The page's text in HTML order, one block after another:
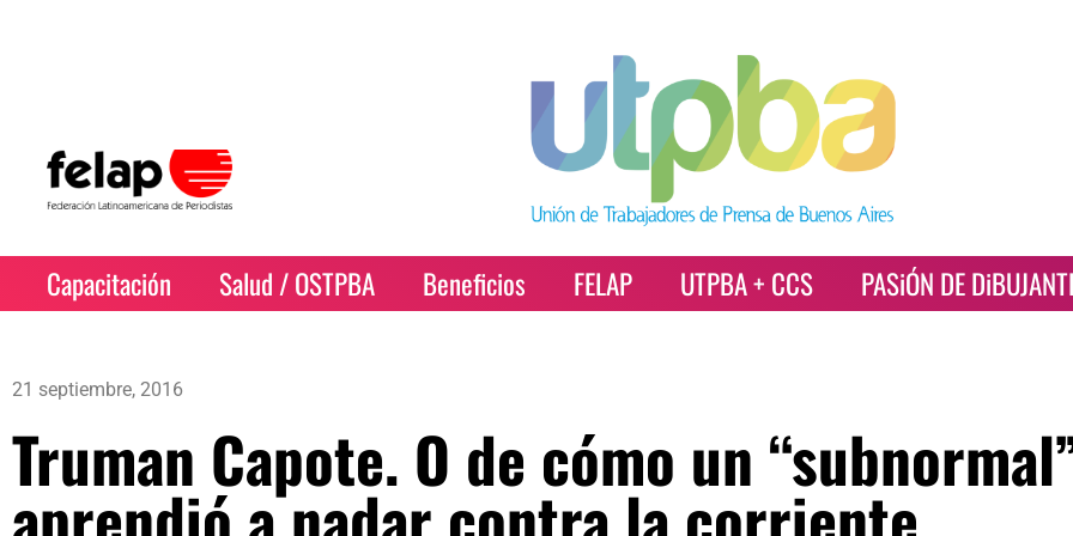
Capacitación Salud / OSTPBA Beneficios FELAP UTPBA + CCS PASiÓN DE
21 septiembre, 2016
Truman Capote. O de cómo un